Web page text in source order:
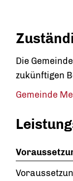
Die
zukünftigen
Gemeinde